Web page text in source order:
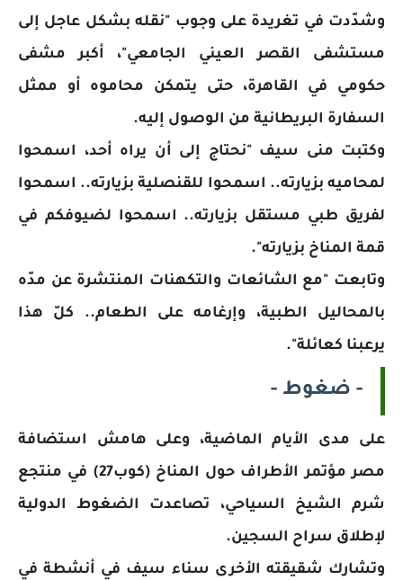
وشدّدت في تغريدة على وجوب "نقله بشكل عاجل إلى
مستشفى القصر العيني الجامعي"، أكبر مشفى
حكومي في القاهرة، حتى يتمكن محاموه أو ممثل
السفارة البريطانية من الوصول إليه.
وكتبت منى سيف "نحتاج إلى أن يراه أحد، اسمحوا
لمحاميه بزيارته.. اسمحوا للقنصلية بزيارته.. اسمحوا
لفريق طبي مستقل بزيارته.. اسمحوا لضيوفكم في
قمة المناخ بزيارته".
وتابعت "مع الشائعات والتكهنات المنتشرة عن مدّه
بالمحاليل الطبية، وإرغامه على الطعام.. كلّ هذا
يرعبنا كعائلة".
- ضغوط -
على مدى الأيام الماضية، وعلى هامش استضافة
مصر مؤتمر الأطراف حول المناخ (كوب27) في منتجع
شرم الشيخ السياحي، تصاعدت الضغوط الدولية
لإطلاق سراح السجين.
وتشارك شقيقته الأخرى سناء سيف في أنشطة في